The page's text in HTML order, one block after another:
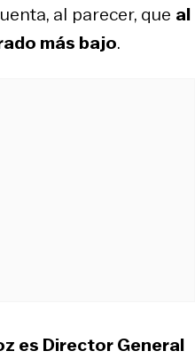
al parecer, que al
más bajo.
es Director General